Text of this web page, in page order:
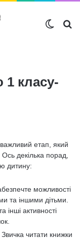
1 класу-
етап, який
декілька порад,
дитину:
можливості
та іншими дітьми.
інші активності
Звичка читати книжки